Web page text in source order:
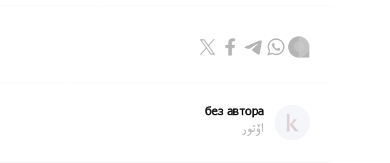
без автора
اۆتور